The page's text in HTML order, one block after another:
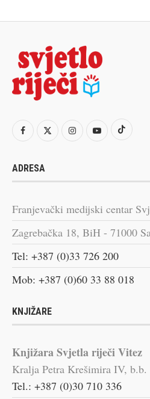
ADRESA
Franjevački medijski centar
Zagrebačka 18, BiH - 71000
Tel: +387 (0)33 726 200
Mob: +387 (0)60 33 88 018
KNJIŽARE
Knjižara Svjetla riječi Vitez
Kralja Petra Krešimira IV, b.b.
Tel.: +387 (0)30 710 336